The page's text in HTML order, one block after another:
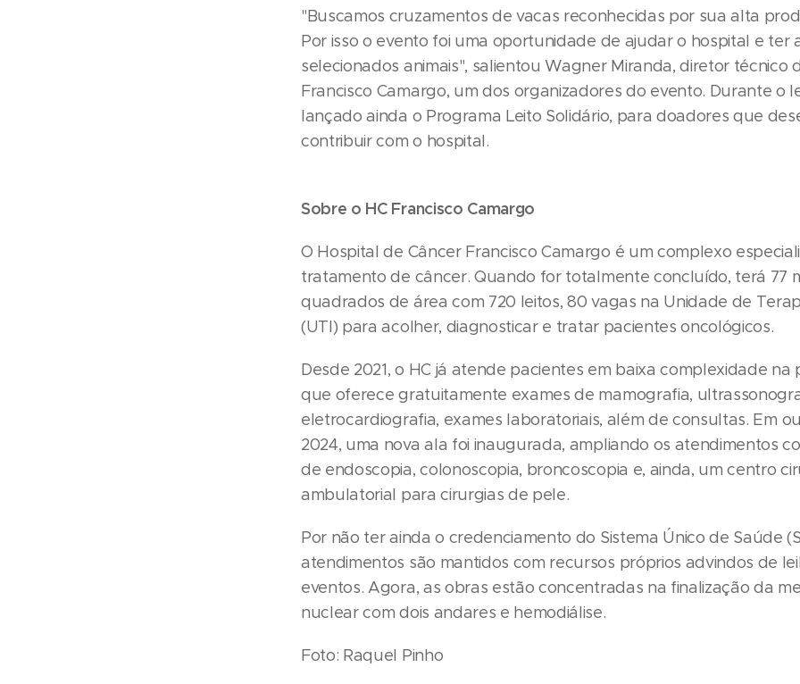
"Buscamos cruzamentos de vacas reconhecidas por sua alta
Por isso o evento foi uma oportunidade de ajudar o hospital e ter
selecionados animais", salientou Wagner Miranda, diretor técnico
Francisco Camargo, um dos organizadores do evento. Durante o
lançado ainda o Programa Leito Solidário, para doadores que
contribuir com o hospital.
Sobre o HC Francisco Camargo
O Hospital de Câncer Francisco Camargo é um complexo
tratamento de câncer. Quando for totalmente concluído, terá 77
quadrados de área com 720 leitos, 80 vagas na Unidade de
(UTI) para acolher, diagnosticar e tratar pacientes oncológicos.
Desde 2021, o HC já atende pacientes em baixa complexidade na
que oferece gratuitamente exames de mamografia,
eletrocardiografia, exames laboratoriais, além de consultas. Em
2024, uma nova ala foi inaugurada, ampliando os atendimentos
de endoscopia, colonoscopia, broncoscopia e, ainda, um centro
ambulatorial para cirurgias de pele.
Por não ter ainda o credenciamento do Sistema Único de Saúde
atendimentos são mantidos com recursos próprios advindos de
eventos. Agora, as obras estão concentradas na finalização da
nuclear com dois andares e hemodiálise.
Foto: Raquel Pinho